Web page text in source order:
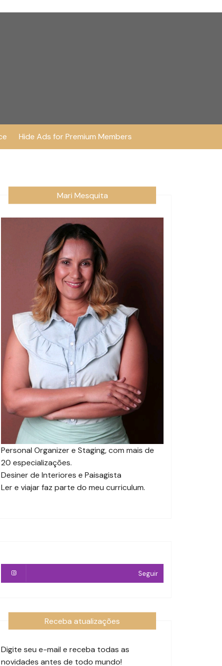
Hide Ads for Premium Members
Mari Mesquita
Personal Organizer e Staging, com mais de
20 especializações.
Desiner de Interiores e Paisagista
Ler e viajar faz parte do meu curriculum.
Seguir
Receba atualizações
Digite seu e-mail e receba todas as
novidades antes de todo mundo!